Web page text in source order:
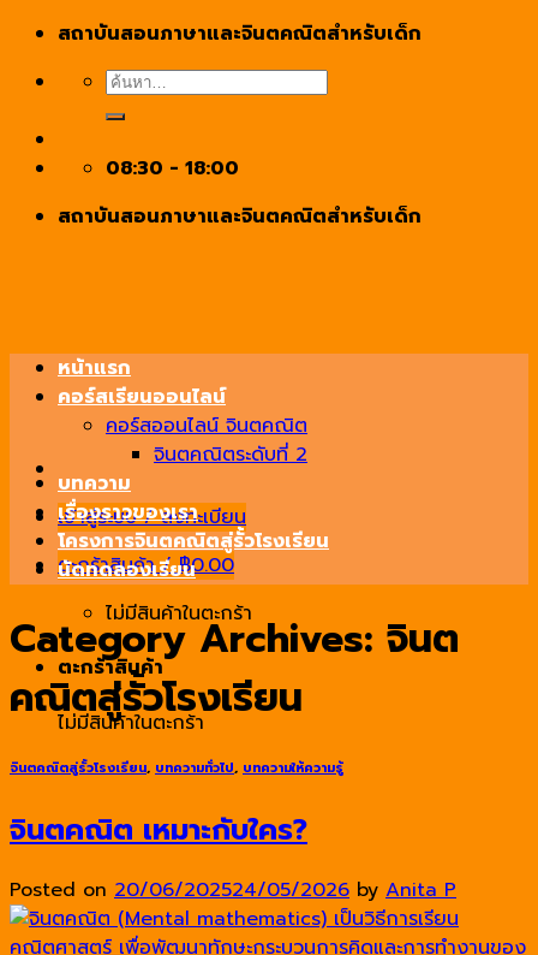
Skip
content
สถาบันสอนภาษาและจินตคณิตสำหรับเด็ก
ค้นหา:
08:30 - 18:00
สถาบันสอนภาษาและจินตคณิตสำหรับเด็ก
เข้าสู่ระบบ / ลงทะเบียน
ตะกร้าสินค้า /฿0.00
ไม่มีสินค้าในตะกร้า
ตะกร้าสินค้า
ไม่มีสินค้าในตะกร้า
หน้าแรก
คอร์สเรียนออนไลน์
คอร์สออนไลน์ จินตคณิต
จินตคณิตระดับที่ 2
บทความ
เรื่องราวของเรา
โครงการจินตคณิตสู่รั้วโรงเรียน
นัดทดลองเรียน
Category Archives: จินต
คณิตสู่รั้วโรงเรียน
จินตคณิตสู่รั้วโรงเรียน, บทความทั่วไป, บทความให้ความรู้
จินตคณิต เหมาะกับใคร?
Posted on 20/06/202524/05/2026 by Anita P